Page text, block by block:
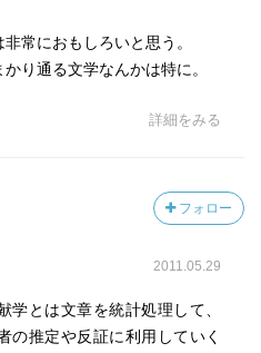
常におもしろいと思う。
り通る文学なんかは特に。
詳細をみる
フォロー
2011.05.29
学とは文章を統計処理して、
の推定や反証に利用していく